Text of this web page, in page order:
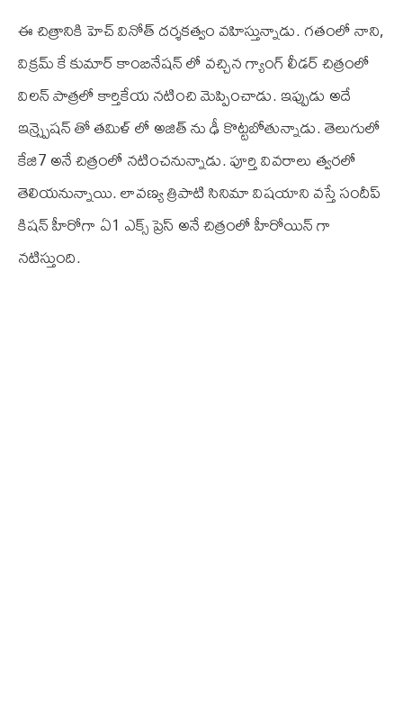
ఈ చిత్రానికి హెచ్ వినోత్ దర్శకత్వం వహిస్తున్నాడు. గతంలో నాని,
విక్రమ్ కే కుమార్ కాంబినేషన్ లో వచ్చిన గ్యాంగ్ లీడర్ చిత్రంలో
విలన్ పాత్రలో కార్తికేయ నటించి మెప్పించాడు. ఇప్పుడు అదే
ఇన్స్ప్రెషన్ తో తమిళ్ లో అజిత్ ను ఢీ కొట్టబోతున్నాడు. తెలుగులో
కే‌జి7 అనే చిత్రంలో నటించనున్నాడు. పూర్తి వివరాలు త్వరలో
తెలియనున్నాయి. లావణ్య త్రిపాటి సినిమా విషయాని వస్తే సందీప్
కిషన్ హీరోగా ఏ1 ఎక్స్ ప్రెస్ అనే చిత్రంలో హీరోయిన్ గా
నటిస్తుంది.